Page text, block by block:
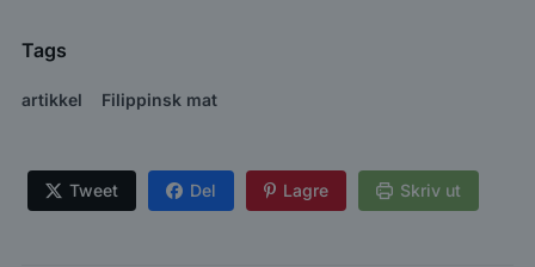
Tags
artikkel Filippinsk mat
Tweet Del Lagre Skriv ut